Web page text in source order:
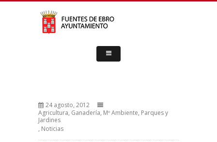
24 agosto, 2012
Agricultura, Ganadería, Mº Ambiente, Parques y
Jardines
, Noticias